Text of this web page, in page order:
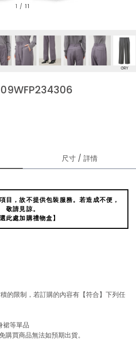
1 / 11
GRY
尺寸 / 詳情
目，故不提供包裝服務。若造成不便，
敬請見諒。
此處加購禮物盒】
的限制，若訂購的內容有【符合】下列任
裙等單品
購買商品無法如預期出貨。